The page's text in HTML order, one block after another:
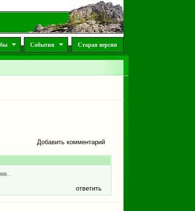
События Старая версия
Добавить комментарий
ответить